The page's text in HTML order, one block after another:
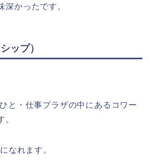
深かったです。
ップ）
と・仕事プラザの中にあるコワー
。
なれます。